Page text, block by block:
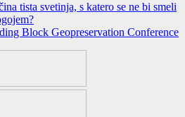
tista svetinja, s katero se ne bi smeli
Block Geopreservation Conference